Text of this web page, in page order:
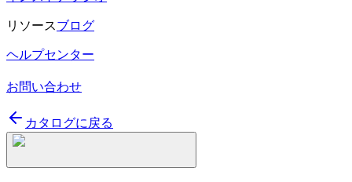
リソースブログ
ヘルプセンター
お問い合わせ
カタログに戻る